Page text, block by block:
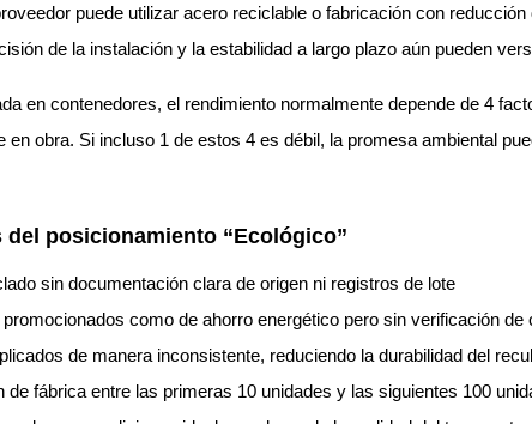
puede utilizar acero reciclable o fabricación con
de la instalación y la estabilidad a largo plazo aún pueden
en contenedores, el rendimiento normalmente depende de 4
en obra. Si incluso 1 de estos 4 es débil, la promesa ambiental
posicionamiento “Ecológico”
sin documentación clara de origen ni registros de lote
como de ahorro energético pero sin verificación de
de manera inconsistente, reduciendo la durabilidad del
de fábrica entre las primeras 10 unidades y las siguientes 100